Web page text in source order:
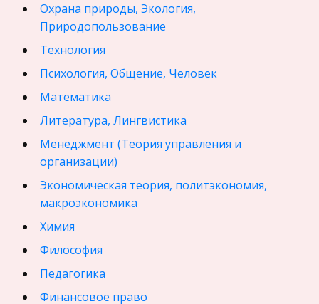
Охрана природы, Экология,
Природопользование
Технология
Психология, Общение, Человек
Математика
Литература, Лингвистика
Менеджмент (Теория управления и
организации)
Экономическая теория, политэкономия,
макроэкономика
Химия
Философия
Педагогика
Финансовое право